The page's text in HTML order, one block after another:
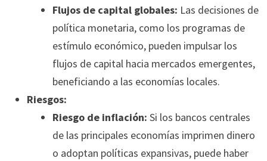
Flujos de capital globales: Las decisiones de
política monetaria, como los programas de
estímulo económico, pueden impulsar los
flujos de capital hacia mercados emergentes,
beneficiando a las economías locales.
Riesgos:
Riesgo de inflación: Si los bancos centrales
de las principales economías imprimen dinero
o adoptan políticas expansivas, puede haber